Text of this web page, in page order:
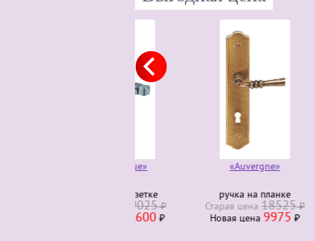
ручка на планке
Старая ценa18525₽
Новая ценa9975 ₽